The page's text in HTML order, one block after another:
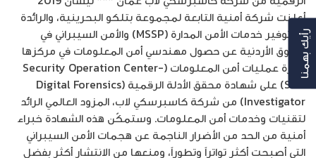
أعلنت شركة أمنية التابعة لمجموعة بتلكو البحرينية، والرائدة
في توفير خدمات الأمن المدارة (MSSP) والأمن السيبراني في
السوق الأردنية عن حصول مهندسي أمن المعلومات في مركزها
لإدارة عمليات أمن المعلومات (Security Operation Center-
SOC) على شهادة محقق الأدلة الرقمية (Digital Forensics
Investigator) من شركة كاسبرسكي لاب، المزود العالمي الرائد
لتقنيات وخدمات أمن المعلومات. وستمكّن هذه الشهادة خبراء
أمنية من الحد من الأضرار الناجمة عن هجمات الأمن السيبراني
التي أصبحت أكثر تواتراً وتطوراً، ومنعها من الانتشار أكثر بفضل
رأيك بهمنا